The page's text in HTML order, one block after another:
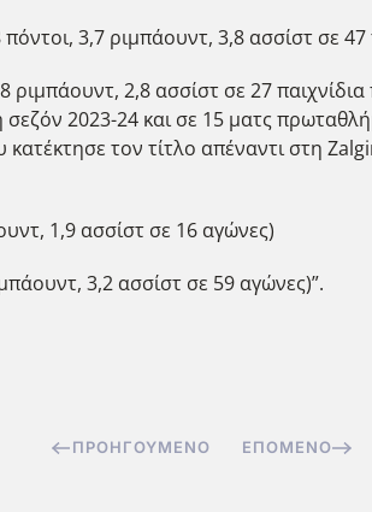
3,7 ριμπάουντ, 3,8 ασσίστ σε 47
2,8 ασσίστ σε 27
2023-24 και σε 15 ματς
τον τίτλο απέναντι στη
1,9 ασσίστ σε 16 αγώνες)
3,2 ασσίστ σε 59 αγώνες)”.
ΠΡΟΗΓΟΎΜΕΝΟ ΕΠΌΜΕΝΟ